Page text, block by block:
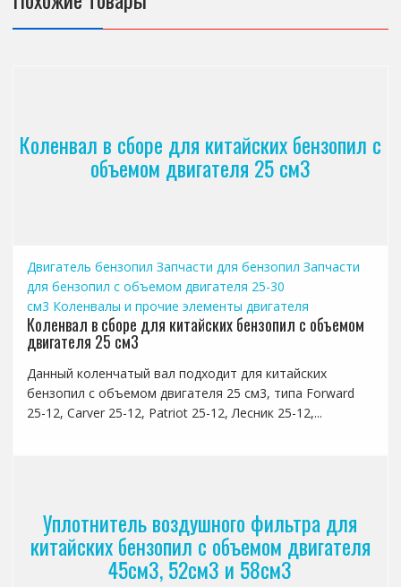
Коленвал в сборе для китайских бензопил с
объемом двигателя 25 см3
Двигатель бензопил Запчасти для бензопил Запчасти
для бензопил с объемом двигателя 25-30
см3 Коленвалы и прочие элементы двигателя
Коленвал в сборе для китайских бензопил с объемом
двигателя 25 см3
Данный коленчатый вал подходит для китайских
бензопил с объемом двигателя 25 см3, типа Forward
25-12, Carver 25-12, Patriot 25-12, Лесник 25-12,...
Уплотнитель воздушного фильтра для
китайских бензопил с объемом двигателя
45см3, 52см3 и 58см3